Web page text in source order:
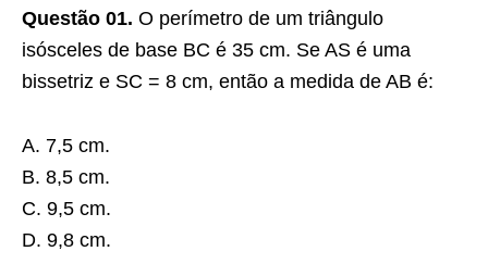
Questão 01. O perímetro de um triângulo
isósceles de base BC é 35 cm. Se AS é uma
bissetriz e SC = 8 cm, então a medida de AB é:
A. 7,5 cm.
B. 8,5 cm.
C. 9,5 cm.
D. 9,8 cm.